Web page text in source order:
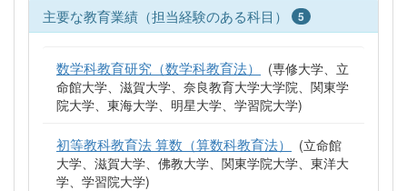
主要な教育業績（担当経験のある科目） 5
数学科教育研究（数学科教育法）
(専修大学、立
命館大学、滋賀大学、奈良教育大学大学院、関東学
院大学、東海大学、明星大学、学習院大学)
初等教科教育法 算数（算数科教育法）
(立命館
大学、滋賀大学、佛教大学、関東学院大学、東洋大
学、学習院大学)